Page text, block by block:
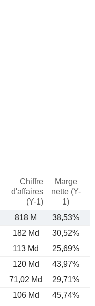
Chiffre
d'affaires
(Y-1)
Marge
nette (Y-
1)
818 M 38,53%
182 Md 30,52%
113 Md 25,69%
120 Md 43,97%
71,02 Md 29,71%
106 Md 45,74%